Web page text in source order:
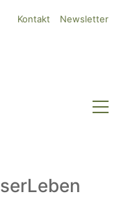
Kontakt Newsletter